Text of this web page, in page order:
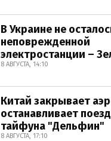
В Украине не
неповрежденной
электростанции –
8 АВГУСТА, 14:10
Китай закрывает
останавливает
тайфуна "Дельфин"
8 АВГУСТА, 17:10